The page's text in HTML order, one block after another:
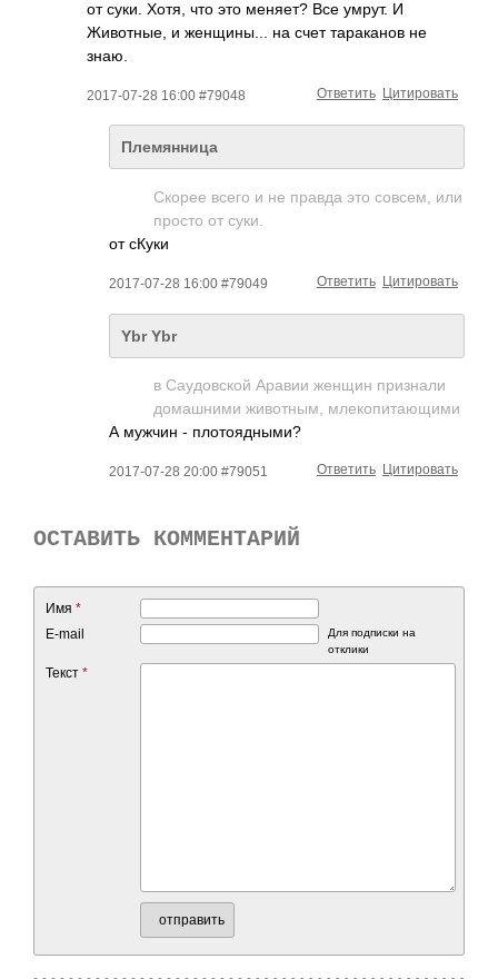
от суки. Хотя, что это меняет? Все умрут. И
Животные, и женщины... на счет тараканов не
знаю.
2017-07-28 16:00 #79048 Цитировать
Ответить
Племянница
Скорее всего и не правда это совсем, или
просто от суки.
от сКуки
2017-07-28 16:00 #79049 Цитировать
Ответить
Ybr Ybr
в Саудовской Аравии женщин признали
домашними животным, млекопитающими
А мужчин - плотоядными?
2017-07-28 20:00 #79051 Цитировать
Ответить
ОСТАВИТЬ КОММЕНТАРИЙ
Имя *
E-mail
Для подписки на
отклики
Текст *
отправить